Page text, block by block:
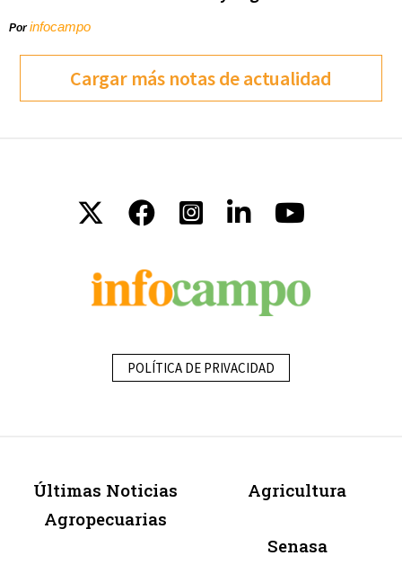
Porinfocampo
Cargar más notas de actualidad
POLÍTICA DE PRIVACIDAD
Últimas Noticias
Agropecuarias
Agricultura
Senasa